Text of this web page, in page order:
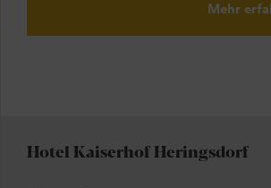
Mehr
Hotel Kaiserhof Heringsdorf